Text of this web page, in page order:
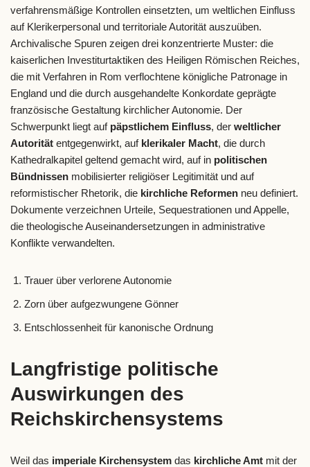
verfahrensmäßige Kontrollen einsetzten, um weltlichen Einfluss
auf Klerikerpersonal und territoriale Autorität auszuüben.
Archivalische Spuren zeigen drei konzentrierte Muster: die
kaiserlichen Investiturtaktiken des Heiligen Römischen Reiches,
die mit Verfahren in Rom verflochtene königliche Patronage in
England und die durch ausgehandelte Konkordate geprägte
französische Gestaltung kirchlicher Autonomie. Der
Schwerpunkt liegt auf päpstlichem Einfluss, der weltlicher
Autorität entgegenwirkt, auf klerikaler Macht, die durch
Kathedralkapitel geltend gemacht wird, auf in politischen
Bündnissen mobilisierter religiöser Legitimität und auf
reformistischer Rhetorik, die kirchliche Reformen neu definiert.
Dokumente verzeichnen Urteile, Sequestrationen und Appelle,
die theologische Auseinandersetzungen in administrative
Konflikte verwandelten.
Trauer über verlorene Autonomie
Zorn über aufgezwungene Gönner
Entschlossenheit für kanonische Ordnung
Langfristige politische
Auswirkungen des
Reichskirchensystems
Weil das imperiale Kirchensystem das kirchliche Amt mit der